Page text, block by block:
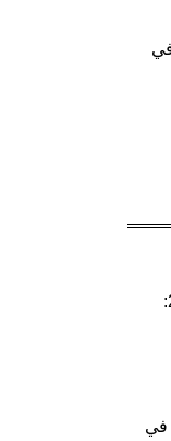
كأس أمم أفريقيا 2025:
في